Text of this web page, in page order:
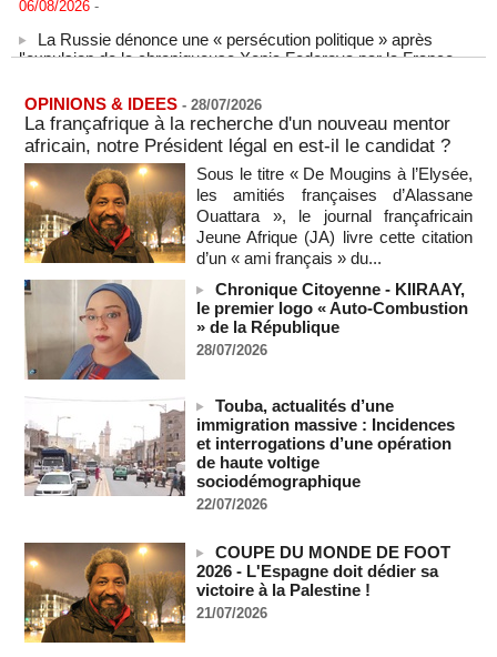
l'expulsion de la chroniqueuse Xenia Fedorova par la France
06/08/2026 -
Le Rhin s'assèche, l'industrie allemande en quête de
solutions
06/08/2026 -
La Corée du Nord a tiré un missile balistique en direction de
la mer du Japon, selon l'armée sud-coréenne
06/08/2026 -
Sénégal - Une revue de presse du 6 août 2026 (IA)
06/08/2026 -
SENEGAL - Les Unes de la presse quotidienne du 6 août
06/08/2026 -MOMO ALADJI
États-Unis : plusieurs personnes tuées dans une fusillade de
masse en Caroline du Nord
05/08/2026 -
Les Houthis affirment avoir visé un deuxième pétrolier
saoudien en une journée
05/08/2026 -
Les Houthis affirment avoir visé un deuxième pétrolier
05/08/2026 -
Après la France et Ouattara, comment la CEDEAO sabote la
création d'une monnaie ouest-africaine unique
05/08/2026 -MOMO ALADJI
OPINIONS & IDEES - 28/07/2026
La françafrique à la recherche d'un nouveau mentor
africain, notre Président légal en est-il le candidat ?
Sous le titre « De Mougins à l’Elysée,
les amitiés françaises d’Alassane
Ouattara », le journal françafricain
Jeune Afrique (JA) livre cette citation
d’un « ami français » du...
Chronique Citoyenne - KIIRAAY,
le premier logo « Auto-Combustion
» de la République
28/07/2026
Touba, actualités d’une
immigration massive : Incidences
et interrogations d’une opération
de haute voltige
sociodémographique
22/07/2026
COUPE DU MONDE DE FOOT
2026 - L'Espagne doit dédier sa
victoire à la Palestine !
21/07/2026